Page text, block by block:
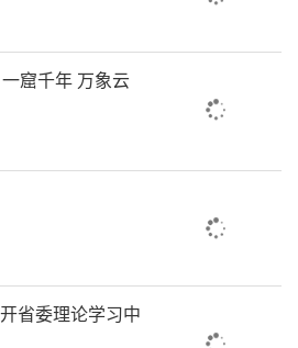
挖自然与人文资源，完善
施，推进绿色驿站、森林
市核心圈层，“百园增
“两环一纵”绿道网络不
个各类公园游园扮靓太
门入园”成为市民触手可
力“四治”
美丽太原建设
窟千年 万象云
省委理论学习中